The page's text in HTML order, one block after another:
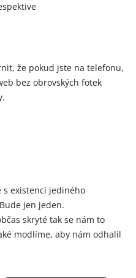
a věříme, že vás pobavili a že
pochopili : )
že pokud jste na telefonu,
bez obrovských fotek
s existencí jediného
jen jeden.
skryté tak se nám to
modlíme, aby nám odhalil